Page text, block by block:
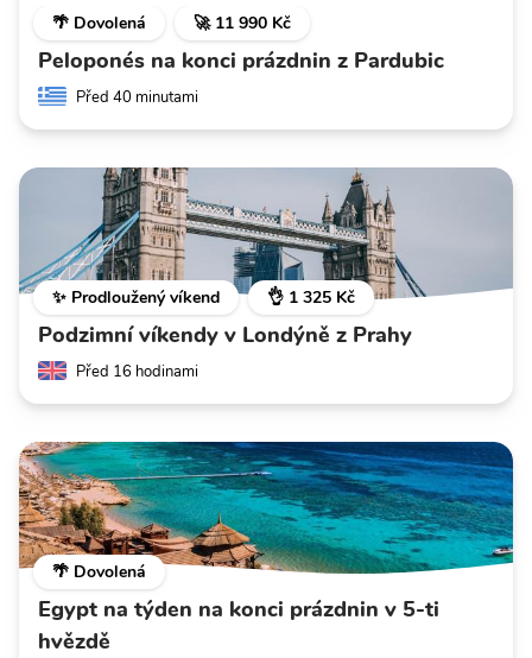
🌴 Dovolená 🚀 11 990 Kč
Peloponés na konci prázdnin z Pardubic
Před 40 minutami
✨ Prodloužený víkend 👌 1 325 Kč
Podzimní víkendy v Londýně z Prahy
Před 16 hodinami
🌴 Dovolená
Egypt na týden na konci prázdnin v 5-ti
hvězdě